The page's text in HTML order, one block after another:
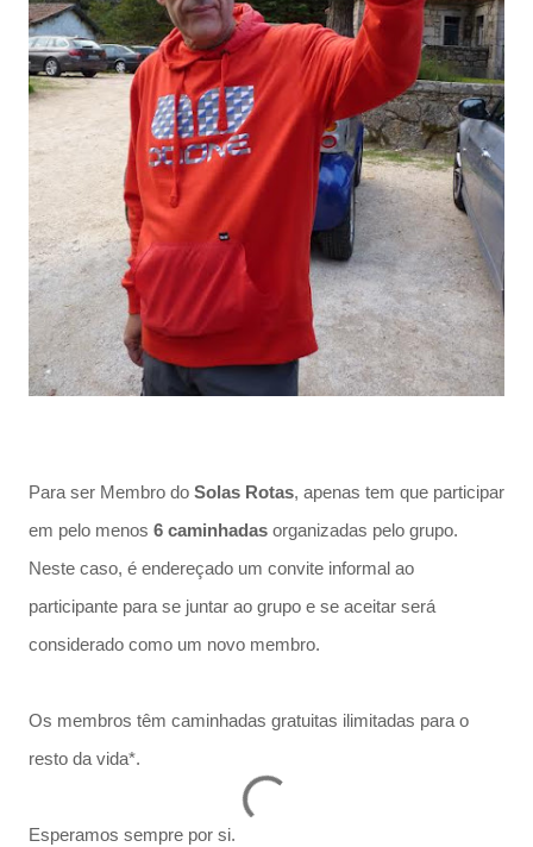
Para ser Membro do Solas Rotas, apenas tem que participar
em pelo menos 6 caminhadas organizadas pelo grupo.
Neste caso, é endereçado um convite informal ao
participante para se juntar ao grupo e se aceitar será
considerado como um novo membro.
Os membros têm caminhadas gratuitas ilimitadas para o
resto da vida*.
Esperamos sempre por si.